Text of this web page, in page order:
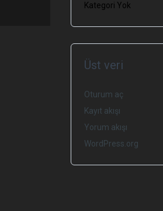
Kategori Yok
Üst veri
Oturum aç
Kayıt akışı
Yorum akışı
WordPress.org